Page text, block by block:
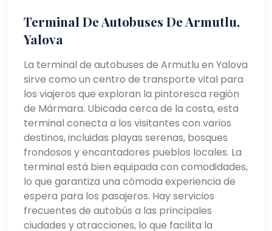
Terminal De Autobuses De Armutlu,
Yalova
La terminal de autobuses de Armutlu en Yalova
sirve como un centro de transporte vital para
los viajeros que exploran la pintoresca región
de Mármara. Ubicada cerca de la costa, esta
terminal conecta a los visitantes con varios
destinos, incluidas playas serenas, bosques
frondosos y encantadores pueblos locales. La
terminal está bien equipada con comodidades,
lo que garantiza una cómoda experiencia de
espera para los pasajeros. Hay servicios
frecuentes de autobús a las principales
ciudades y atracciones, lo que facilita la